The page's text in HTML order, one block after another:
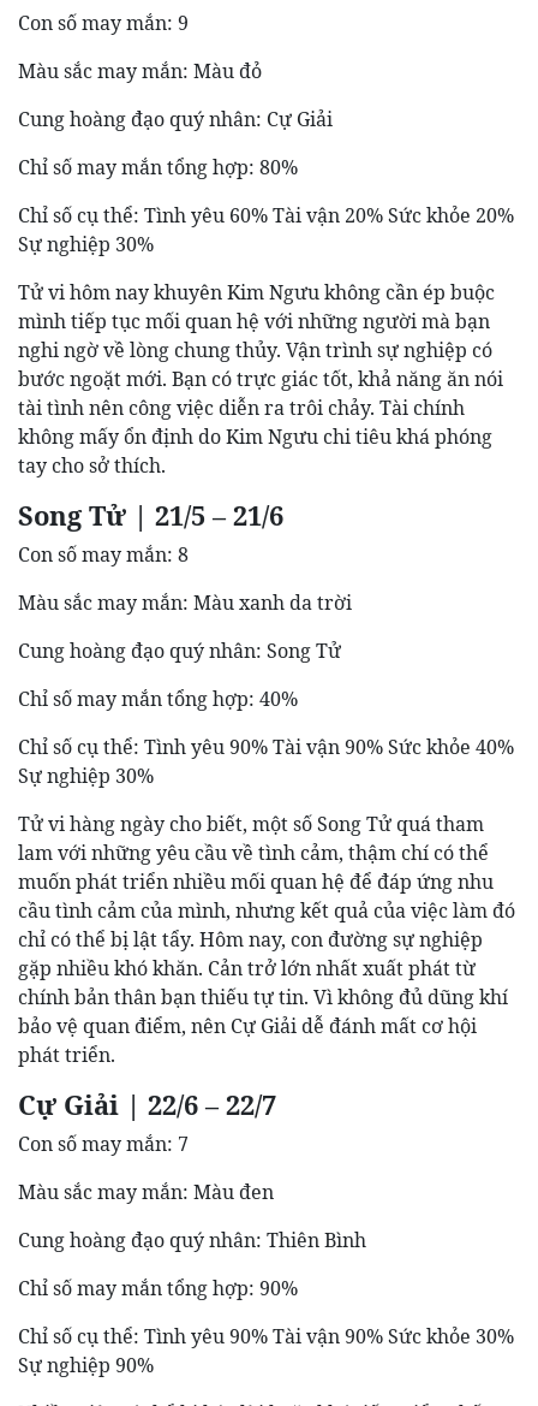
Con số may mắn: 9
Màu sắc may mắn: Màu đỏ
Cung hoàng đạo quý nhân: Cự Giải
Chỉ số may mắn tổng hợp: 80%
Chỉ số cụ thể: Tình yêu 60% Tài vận 20% Sức khỏe 20%
Sự nghiệp 30%
Tử vi hôm nay khuyên Kim Ngưu không cần ép buộc
mình tiếp tục mối quan hệ với những người mà bạn
nghi ngờ về lòng chung thủy. Vận trình sự nghiệp có
bước ngoặt mới. Bạn có trực giác tốt, khả năng ăn nói
tài tình nên công việc diễn ra trôi chảy. Tài chính
không mấy ổn định do Kim Ngưu chi tiêu khá phóng
tay cho sở thích.
Song Tử | 21/5 – 21/6
Con số may mắn: 8
Màu sắc may mắn: Màu xanh da trời
Cung hoàng đạo quý nhân: Song Tử
Chỉ số may mắn tổng hợp: 40%
Chỉ số cụ thể: Tình yêu 90% Tài vận 90% Sức khỏe 40%
Sự nghiệp 30%
Tử vi hàng ngày cho biết, một số Song Tử quá tham
lam với những yêu cầu về tình cảm, thậm chí có thể
muốn phát triển nhiều mối quan hệ để đáp ứng nhu
cầu tình cảm của mình, nhưng kết quả của việc làm đó
chỉ có thể bị lật tẩy. Hôm nay, con đường sự nghiệp
gặp nhiều khó khăn. Cản trở lớn nhất xuất phát từ
chính bản thân bạn thiếu tự tin. Vì không đủ dũng khí
bảo vệ quan điểm, nên Cự Giải dễ đánh mất cơ hội
phát triển.
Cự Giải | 22/6 – 22/7
Con số may mắn: 7
Màu sắc may mắn: Màu đen
Cung hoàng đạo quý nhân: Thiên Bình
Chỉ số may mắn tổng hợp: 90%
Chỉ số cụ thể: Tình yêu 90% Tài vận 90% Sức khỏe 30%
Sự nghiệp 90%